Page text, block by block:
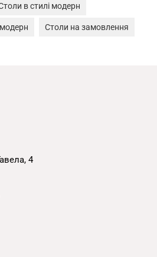
в стилі модерн
Столи на замовлення
4